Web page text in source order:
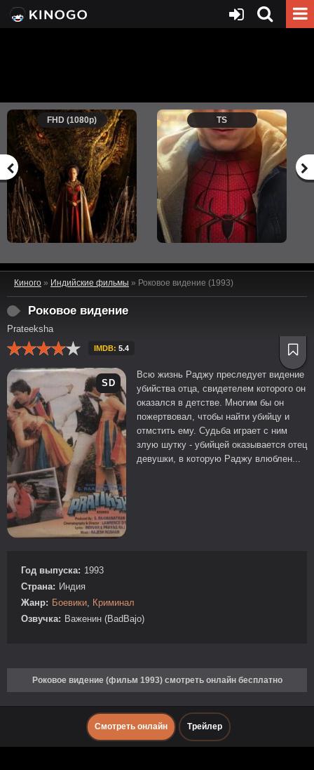
FHD (1080p) TS
Киного » Индийские фильмы » Роковое видение (1993)
Роковое видение
Prateeksha
IMDB: 5.4
SD
Всю жизнь Раджу преследует видение
убийства отца, свидетелем которого он
оказался в детстве. Многим бы он
пожертвовал, чтобы найти убийцу и
отмстить ему. Судьба играет с ним
злую шутку - убийцей оказывается отец
девушки, в которую Раджу влюблен...
Год выпуска: 1993
Страна: Индия
Жанр: Боевики
Криминал
Озвучка: Важенин (BadBajo)
Роковое видение (фильм 1993) смотреть онлайн бесплатно
Смотреть онлайн Трейлер